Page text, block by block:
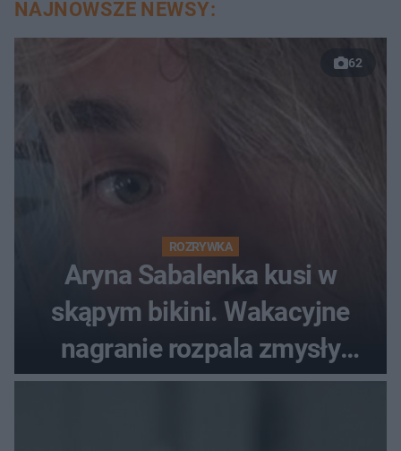
NAJNOWSZE NEWSY:
62
ROZRYWKA
Aryna Sabalenka kusi w
skąpym bikini. Wakacyjne
nagranie rozpala zmysły
fanów